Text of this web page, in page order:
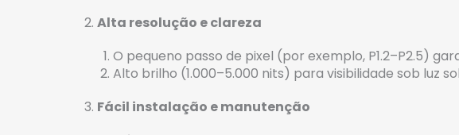
Alta resolução e clareza
O pequeno passo de pixel (por exemplo, P1.2–P2.5)
Alto brilho (1.000–5.000 nits) para visibilidade sob luz
Fácil instalação e manutenção